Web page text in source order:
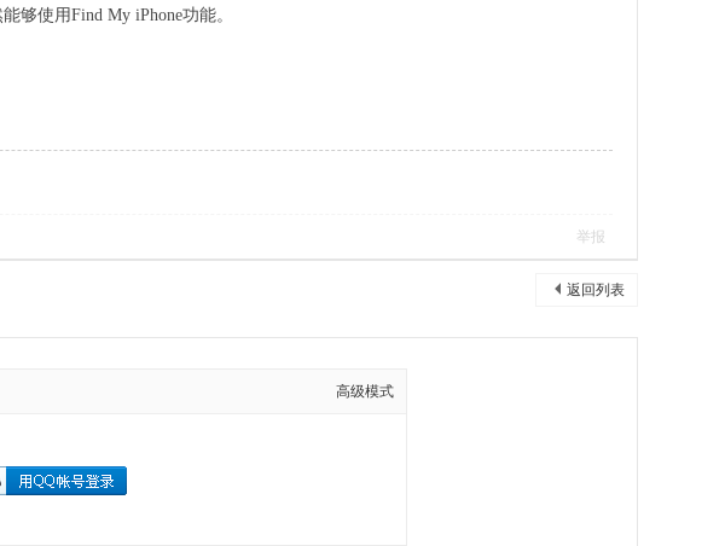
够使用Find My iPhone功能。
举报
返回列表
高级模式